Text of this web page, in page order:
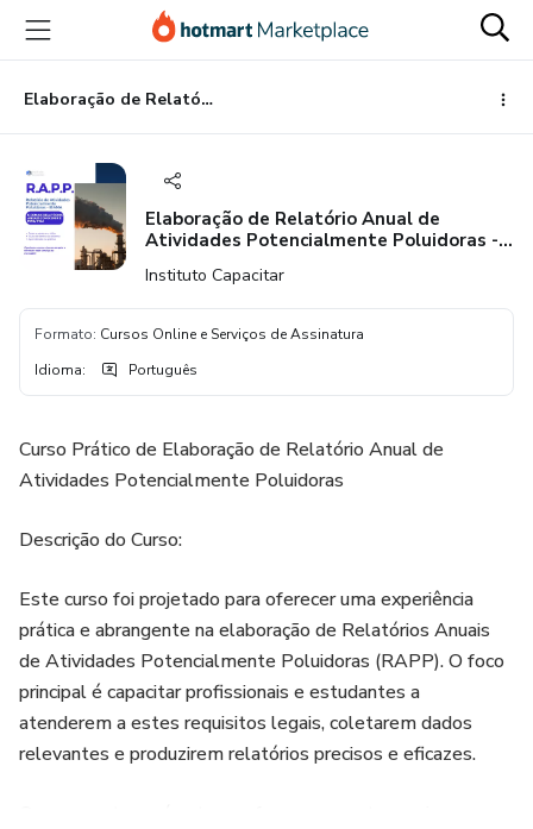
para
conteúdo
principal
para
pagamento
para
rodapé
Elaboração de Relatório Anual de Atividades Potencialmente Poluidoras - RAPP/IBAMA
Elaboração de Relatório Anual de
Atividades Potencialmente Poluidoras -
Instituto Capacitar
Formato: Cursos Online e Serviços de Assinatura
Idioma: Português
Curso Prático de Elaboração de Relatório Anual de
Atividades Potencialmente Poluidoras
Descrição do Curso:
Este curso foi projetado para oferecer uma experiência
prática e abrangente na elaboração de Relatórios Anuais
de Atividades Potencialmente Poluidoras (RAPP). O foco
principal é capacitar profissionais e estudantes a
atenderem a estes requisitos legais, coletarem dados
relevantes e produzirem relatórios precisos e eficazes.